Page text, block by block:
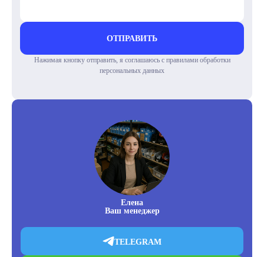
ОТПРАВИТЬ
Нажимая кнопку отправить, я соглашаюсь с правилами обработки
персональных данных
Елена
Ваш менеджер
TELEGRAM